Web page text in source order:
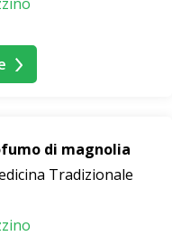
di magnolia
Tradizionale